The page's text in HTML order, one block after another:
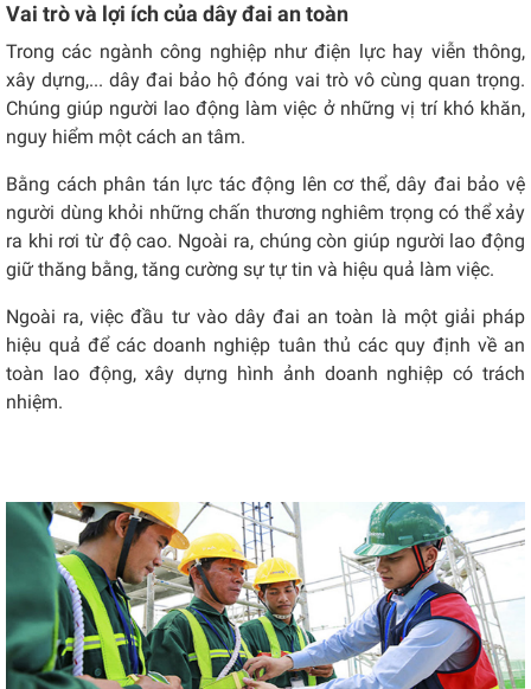
Vai trò và lợi ích của dây đai an toàn
Trong các ngành công nghiệp như điện lực hay viễn thông,
xây dựng,... dây đai bảo hộ đóng vai trò vô cùng quan trọng.
Chúng giúp người lao động làm việc ở những vị trí khó khăn,
nguy hiểm một cách an tâm.
Bằng cách phân tán lực tác động lên cơ thể, dây đai bảo vệ
người dùng khỏi những chấn thương nghiêm trọng có thể xảy
ra khi rơi từ độ cao. Ngoài ra, chúng còn giúp người lao động
giữ thăng bằng, tăng cường sự tự tin và hiệu quả làm việc.
Ngoài ra, việc đầu tư vào dây đai an toàn là một giải pháp
hiệu quả để các doanh nghiệp tuân thủ các quy định về an
toàn lao động, xây dựng hình ảnh doanh nghiệp có trách
nhiệm.